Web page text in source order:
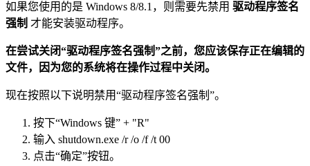
如果您使用的是 Windows 8/8.1，则需要先禁用 驱动程序签名
强制 才能安装驱动程序。
在尝试关闭“驱动程序签名强制”之前，您应该保存正在编辑的
文件，因为您的系统将在操作过程中关闭。
现在按照以下说明禁用“驱动程序签名强制”。
按下“Windows 键” + "R"
输入 shutdown.exe /r /o /f /t 00
点击“确定”按钮。